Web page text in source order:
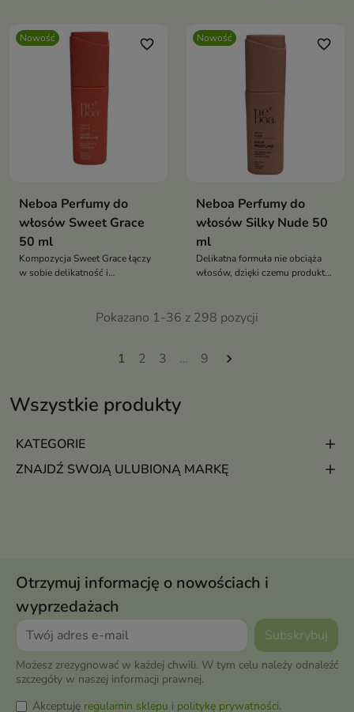
Wszystkie produkty
KATEGORIE
ZNAJDŹ SWOJĄ ULUBIONĄ MARKĘ
naturalnego blasku.
Nowość favorite_border
Neboa Perfumy do
włosów Sweet Grace
50 ml
Kompozycja Sweet Grace łączy
w sobie delikatność i
Nowość favorite_border
Neboa Perfumy do
włosów Silky Nude 50
ml
Delikatna formuła nie obciąża
włosów, dzięki czemu produkt
Pokazano 1-36 z 298 pozycji
1 2 3 … 9 
Otrzymuj informację o nowościach i
wyprzedażach
Możesz zrezygnować w każdej chwili. W tym celu należy odnaleźć
szczegóły w naszej informacji prawnej.
Akceptuję regulamin sklepu i politykę prywatności.